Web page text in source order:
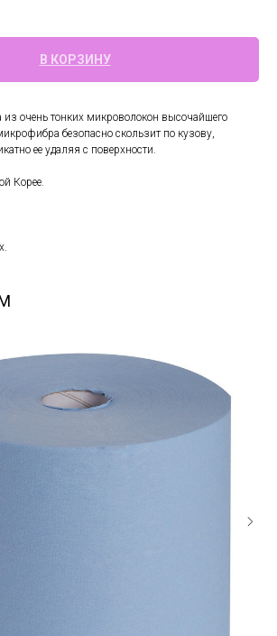
В КОРЗИНУ
из очень тонких микроволокон высочайшего
безопасно скользит по кузову,
ее удаляя с поверхности.
Корее.